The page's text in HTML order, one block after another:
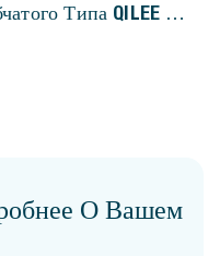
Типа QILEE С
О Вашем